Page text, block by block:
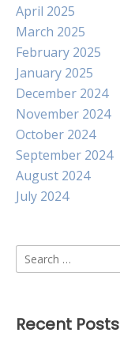
April 2025
March 2025
February 2025
January 2025
December 2024
November 2024
October 2024
September 2024
August 2024
July 2024
Search
for:
Recent Posts